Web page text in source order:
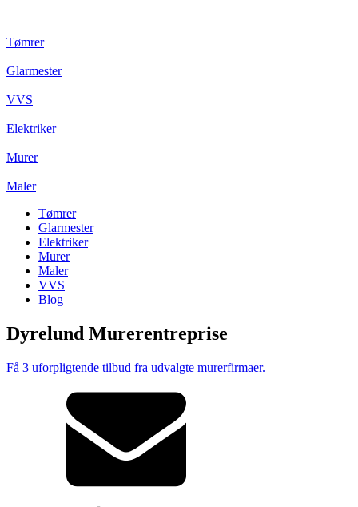
Tømrer
Glarmester
VVS
Elektriker
Murer
Maler
Tømrer
Glarmester
Elektriker
Murer
Maler
VVS
Blog
Dyrelund Murerentreprise
Få 3 uforpligtende tilbud fra udvalgte murerfirmaer.